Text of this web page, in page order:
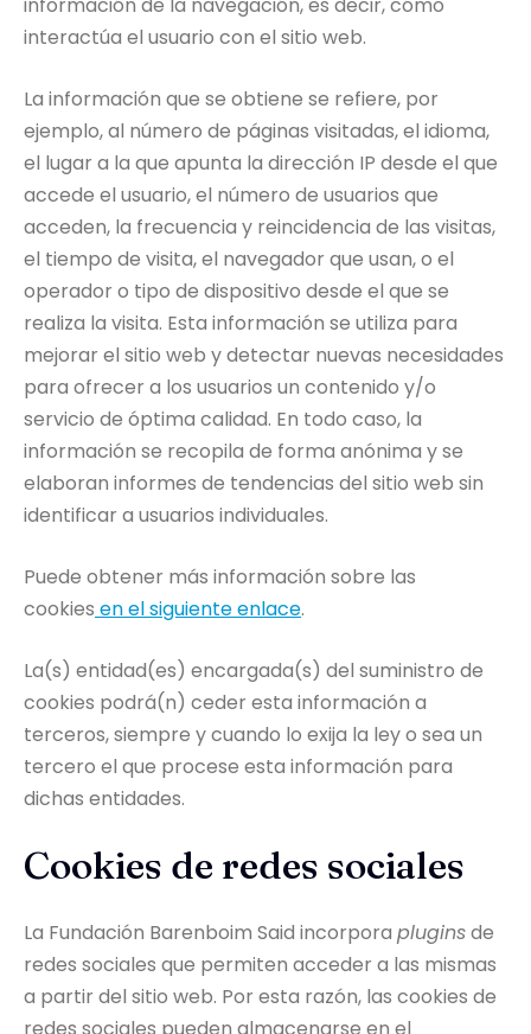
interactúa el usuario con el sitio web.
La información que se obtiene se refiere, por
ejemplo, al número de páginas visitadas, el idioma,
el lugar a la que apunta la dirección IP desde el que
accede el usuario, el número de usuarios que
acceden, la frecuencia y reincidencia de las visitas,
el tiempo de visita, el navegador que usan, o el
operador o tipo de dispositivo desde el que se
realiza la visita. Esta información se utiliza para
mejorar el sitio web y detectar nuevas necesidades
para ofrecer a los usuarios un contenido y/o
servicio de óptima calidad. En todo caso, la
información se recopila de forma anónima y se
elaboran informes de tendencias del sitio web sin
identificar a usuarios individuales.
Puede obtener más información sobre las
cookies en el siguiente enlace.
La(s) entidad(es) encargada(s) del suministro de
cookies podrá(n) ceder esta información a
terceros, siempre y cuando lo exija la ley o sea un
tercero el que procese esta información para
dichas entidades.
Cookies de redes sociales
La Fundación Barenboim Said incorpora pluginsde
redes sociales que permiten acceder a las mismas
a partir del sitio web. Por esta razón, las cookies de